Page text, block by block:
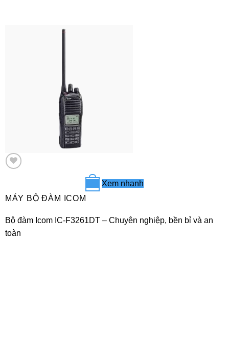
Xem nhanh
MÁY BỘ ĐÀM ICOM
Bộ đàm Icom IC-F3261DT – Chuyên nghiệp, bền bỉ và an
toàn